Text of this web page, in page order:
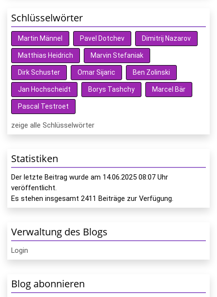
Schlüsselwörter
Martin Männel Pavel Dotchev Dimitrij Nazarov
Matthias Heidrich Marvin Stefaniak
Dirk Schuster Omar Sijaric Ben Zolinski
Jan Hochscheidt Borys Tashchy Marcel Bär
Pascal Testroet
zeige alle Schlüsselwörter
Statistiken
Der letzte Beitrag wurde am 14.06.2025 08:07 Uhr
veröffentlicht.
Es stehen insgesamt 2411 Beiträge zur Verfügung.
Verwaltung des Blogs
Login
Blog abonnieren